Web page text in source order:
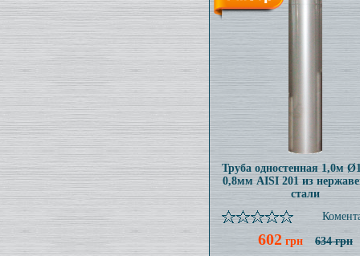
Труба одностенная 1,0м
0,8мм AISI 201 из
стали
602 грн 634 грн